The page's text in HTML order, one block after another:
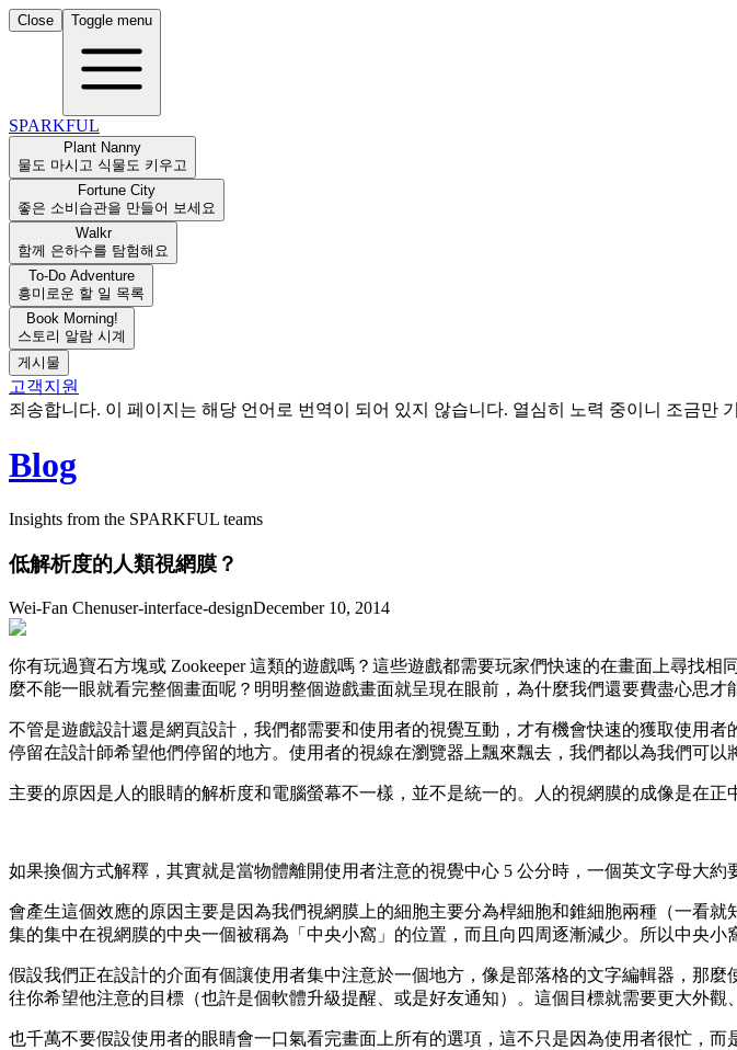
Close Toggle menu
SPARKFUL
Plant Nanny
물도 마시고 식물도 키우고
Fortune City
좋은 소비습관을 만들어 보세요
Walkr
함께 은하수를 탐험해요
To-Do Adventure
흥미로운 할 일 목록
Book Morning!
스토리 알람 시계
게시물
고객지원
죄송합니다. 이 페이지는 해당 언어로 번역이 되어 있지 않습니다. 열심히 노력 중이니 조금만
Blog
Insights from the SPARKFUL teams
低解析度的人類視網膜？
Wei-Fan Chenuser-interface-designDecember 10, 2014
你有玩過寶石方塊或 Zookeeper 這類的遊戲嗎？這些遊戲都需要玩家們快速的在畫面上尋找
麼不能一眼就看完整個畫面呢？明明整個遊戲畫面就呈現在眼前，為什麼我們還要費盡心思才
不管是遊戲設計還是網頁設計，我們都需要和使用者的視覺互動，才有機會快速的獲取使用
停留在設計師希望他們停留的地方。使用者的視線在瀏覽器上飄來飄去，我們都以為我們可
主要的原因是人的眼睛的解析度和電腦螢幕不一樣，並不是統一的。人的視網膜的成像是在
如果換個方式解釋，其實就是當物體離開使用者注意的視覺中心 5 公分時，一個英文字母大
會產生這個效應的原因主要是因為我們視網膜上的細胞主要分為桿細胞和錐細胞兩種（一看
集的集中在視網膜的中央一個被稱為「中央小窩」的位置，而且向四周逐漸減少。所以中央小
假設我們正在設計的介面有個讓使用者集中注意於一個地方，像是部落格的文字編輯器，那
往你希望他注意的目標（也許是個軟體升級提醒、或是好友通知）。這個目標就需要更大外
也千萬不要假設使用者的眼睛會一口氣看完畫面上所有的選項，這不只是因為使用者很忙，